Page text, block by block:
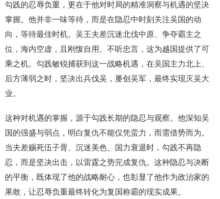
勾践的忍辱负重，更在于他对时局的精准洞察与机遇的坚决
掌握。他并非一味等待，而是在隐忍中时刻关注吴国的动
向，等待最佳时机。吴王夫差沉迷北伐中原、争夺霸主之
位，海内空虚，且刚愎自用、不听忠言，这为越国提供了可
乘之机。勾践敏锐捕获到这一战略机遇，在吴国主力北上、
后方薄弱之时，坚决出兵伐吴，屡创吴军，最终实现灭吴大
业。
这种对机遇的掌握，源于勾践长期的隐忍与观察。他深知吴
国的强盛与弱点，明白复仇不能仅凭蛮力，而需借势而为。
当夫差赐死伍子胥、沉迷美色、国力衰退时，勾践不再隐
忍，而是坚决出击，以雷霆之势完成复仇。这种隐忍与决断
的平衡，既体现了他的战略耐心，也彰显了他作为政治家的
果敢，让忍辱负重最终转化为复国称霸的现实成果。